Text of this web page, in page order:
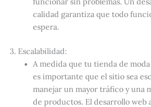
calidad garantiza que todo
espera.
3. Escalabilidad:
A medida que tu tienda de
es importante que el sitio sea
manejar un mayor tráfico y una
de productos. El desarrollo web